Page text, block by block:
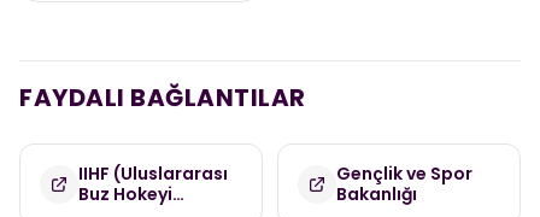
FAYDALI BAĞLANTILAR
IIHF (Uluslararası
Buz Hokeyi
Gençlik ve Spor
Bakanlığı